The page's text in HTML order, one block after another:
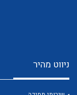
ניווט מהיר